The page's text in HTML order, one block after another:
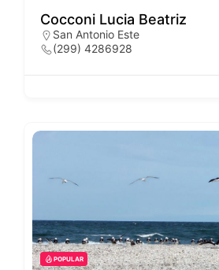
Cocconi Lucia Beatriz
San Antonio Este
(299) 4286928
POPULAR